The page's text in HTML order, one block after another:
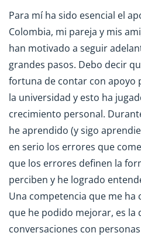
Para mí ha sido esencial el
Colombia, mi pareja y mis
han motivado a seguir
grandes pasos. Debo decir
fortuna de contar con apoyo
la universidad y esto ha
crecimiento personal.
he aprendido (y sigo
en serio los errores que
que los errores definen la
perciben y he logrado
Una competencia que me
que he podido mejorar, es la
conversaciones con